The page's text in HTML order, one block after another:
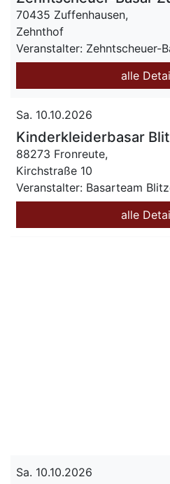
70435 Zuffenhausen,
Zehnthof
Veranstalter: Zehntscheuer-
alle
Sa. 10.10.2026
Kinderkleiderbasar
88273 Fronreute,
Kirchstraße 10
Veranstalter: Basarteam
alle
Sa. 10.10.2026